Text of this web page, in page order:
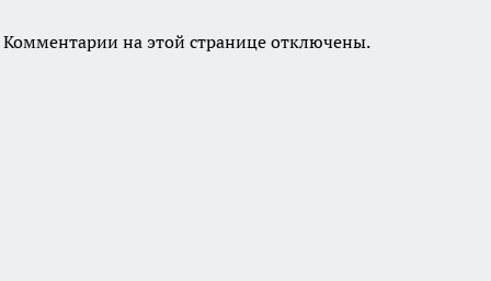
Комментарии на этой странице отключены.